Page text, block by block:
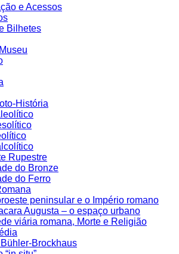
e Acessos
Bilhetes
História
Rupestre
do Bronze
do Ferro
peninsular e o Império romano
Augusta – o espaço urbano
viária romana, Morte e Religião
Brockhaus